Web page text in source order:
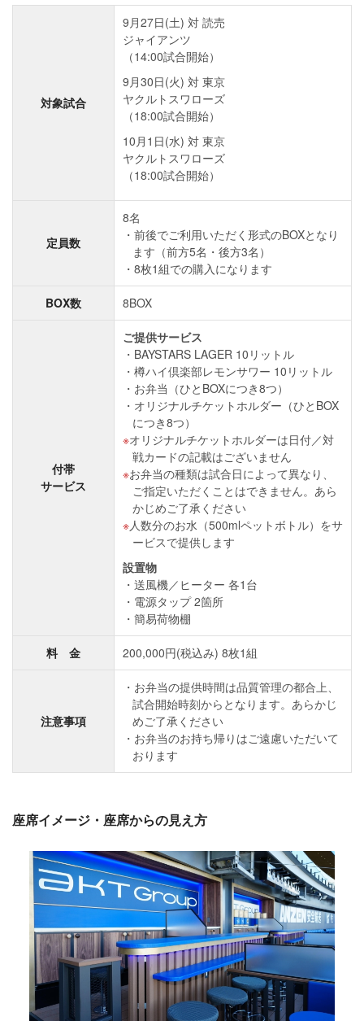
対象試合
9月27日(土) 対 読売
ジャイアンツ
（14:00試合開始）
9月30日(火) 対 東京
ヤクルトスワローズ
（18:00試合開始）
10月1日(水) 対 東京
ヤクルトスワローズ
（18:00試合開始）
定員数
8名
前後でご利用いただく形式のBOXとなり
ます（前方5名・後方3名）
8枚1組での購入になります
BOX数 8BOX
付帯
サービス
ご提供サービス
BAYSTARS LAGER 10リットル
樽ハイ倶楽部レモンサワー 10リットル
お弁当（ひとBOXにつき8つ）
オリジナルチケットホルダー（ひとBOX
につき8つ）
オリジナルチケットホルダーは日付／対
戦カードの記載はございません
お弁当の種類は試合日によって異なり、
ご指定いただくことはできません。あら
かじめご了承ください
人数分のお水（500mlペットボトル）をサ
ービスで提供します
設置物
送風機／ヒーター 各1台
電源タップ 2箇所
簡易荷物棚
料 金 200,000円(税込み) 8枚1組
注意事項
お弁当の提供時間は品質管理の都合上、
試合開始時刻からとなります。あらかじ
めご了承ください
お弁当のお持ち帰りはご遠慮いただいて
おります
座席イメージ・座席からの見え方